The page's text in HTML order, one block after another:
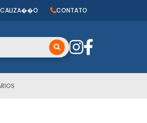
CONTATO